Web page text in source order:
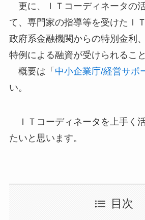
更に、ＩＴコーディネータの
て、専門家の指導等を受けたＩ
政府系金融機関からの特別金利
特例による融資が受けられるこ
概要は「 中小企業庁/経営サポ
い。
ＩＴコーディネータを上手く
たいと思います。
目次